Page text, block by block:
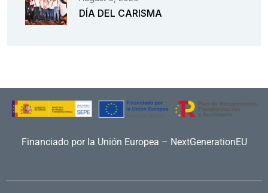
DÍA DEL CARISMA
Financiado por la Unión Europea – NextGenerationEU